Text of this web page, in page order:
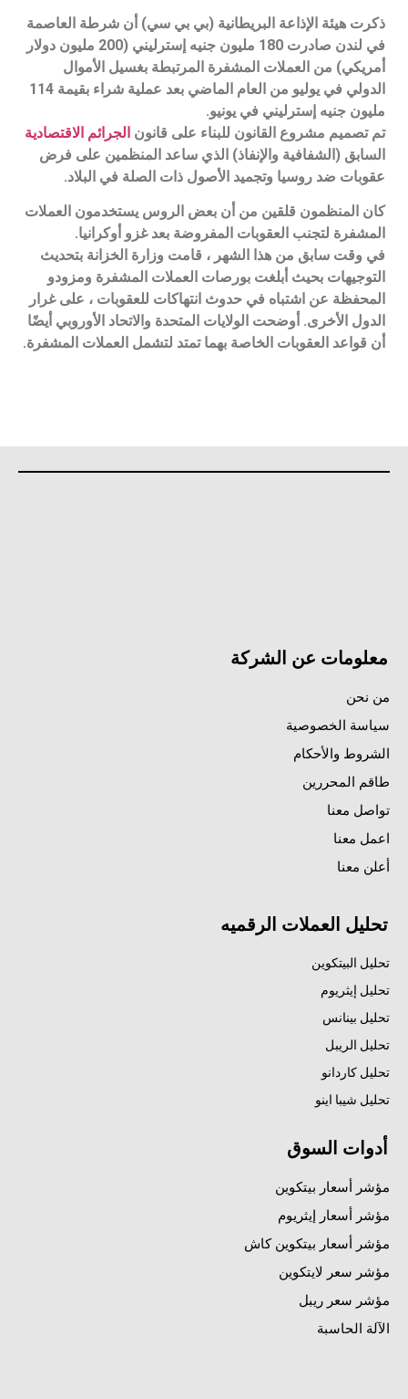
ذكرت هيئة الإذاعة البريطانية (بي بي سي) أن شرطة العاصمة
في لندن صادرت 180 مليون جنيه إسترليني (200 مليون دولار
أمريكي) من العملات المشفرة المرتبطة بغسيل الأموال
الدولي في يوليو من العام الماضي بعد عملية شراء بقيمة 114
مليون جنيه إسترليني في يونيو.
تم تصميم مشروع القانون للبناء على قانون الجرائم الاقتصادية
السابق (الشفافية والإنفاذ) الذي ساعد المنظمين على فرض
عقوبات ضد روسيا وتجميد الأصول ذات الصلة في البلاد.
كان المنظمون قلقين من أن بعض الروس يستخدمون العملات
المشفرة لتجنب العقوبات المفروضة بعد غزو أوكرانيا.
في وقت سابق من هذا الشهر ، قامت وزارة الخزانة بتحديث
التوجيهات بحيث أبلغت بورصات العملات المشفرة ومزودو
المحفظة عن اشتباه في حدوث انتهاكات للعقوبات ، على غرار
الدول الأخرى. أوضحت الولايات المتحدة والاتحاد الأوروبي أيضًا
أن قواعد العقوبات الخاصة بهما تمتد لتشمل العملات المشفرة.
معلومات عن الشركة
من نحن
سياسة الخصوصية
الشروط والأحكام
طاقم المحررين
تواصل معنا
اعمل معنا
أعلن معنا
تحليل العملات الرقميه
تحليل البيتكوين
تحليل إيثريوم
تحليل بينانس
تحليل الريبل
تحليل كاردانو
تحليل شيبا اينو
أدوات السوق
مؤشر أسعار بيتكوين
مؤشر أسعار إيثريوم
مؤشر أسعار بيتكوين كاش
مؤشر سعر لايتكوين
مؤشر سعر ريبل
الآلة الحاسبة